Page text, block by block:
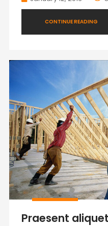
CONTINUE READING
Praesent